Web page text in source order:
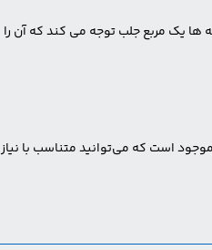
یک مربع جلب توجه می کند که آن را
است که می‌توانید متناسب با نیاز